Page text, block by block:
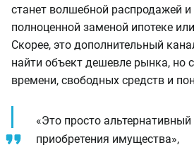
станет волшебной распродажей и
полноценной заменой ипотеке
Скорее, это дополнительный
найти объект дешевле рынка, но
времени, свободных средств и
«Это просто альтернативный
приобретения имущества»,